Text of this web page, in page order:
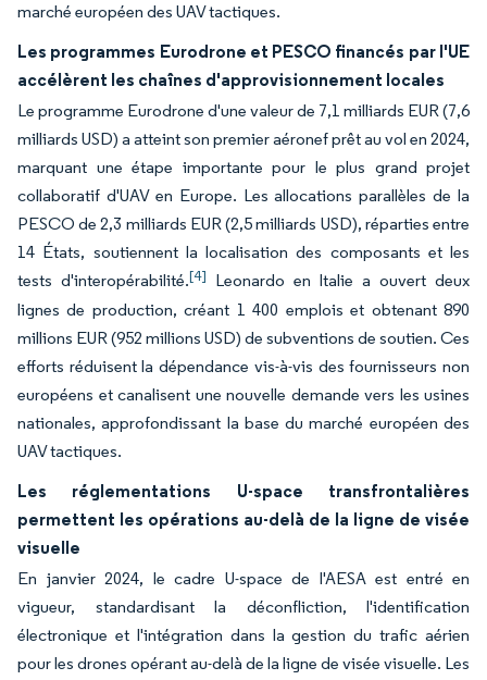
marché européen des UAV tactiques.
Les programmes Eurodrone et PESCO financés par l'UE
accélèrent les chaînes d'approvisionnement locales
Le programme Eurodrone d'une valeur de 7,1 milliards EUR (7,6
milliards USD) a atteint son premier aéronef prêt au vol en 2024,
marquant une étape importante pour le plus grand projet
collaboratif d'UAV en Europe. Les allocations parallèles de la
PESCO de 2,3 milliards EUR (2,5 milliards USD), réparties entre
14 États, soutiennent la localisation des composants et les
tests d'interopérabilité.[4] Leonardo en Italie a ouvert deux
lignes de production, créant 1 400 emplois et obtenant 890
millions EUR (952 millions USD) de subventions de soutien. Ces
efforts réduisent la dépendance vis-à-vis des fournisseurs non
européens et canalisent une nouvelle demande vers les usines
nationales, approfondissant la base du marché européen des
UAV tactiques.
Les réglementations U-space transfrontalières
permettent les opérations au-delà de la ligne de visée
visuelle
En janvier 2024, le cadre U-space de l'AESA est entré en
vigueur, standardisant la déconfliction, l'identification
électronique et l'intégration dans la gestion du trafic aérien
pour les drones opérant au-delà de la ligne de visée visuelle. Les